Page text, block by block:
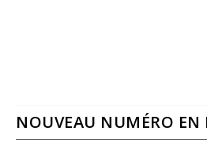
NOUVEAU NUMÉRO EN